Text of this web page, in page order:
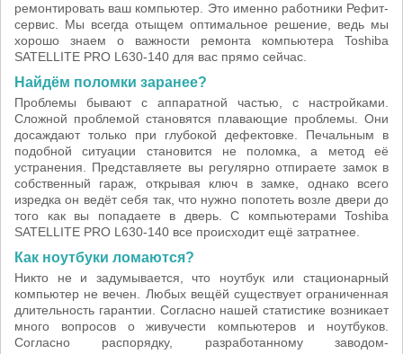
ремонтировать ваш компьютер. Это именно работники Рефит-
сервис. Мы всегда отыщем оптимальное решение, ведь мы
хорошо знаем о важности ремонта компьютера Toshiba
SATELLITE PRO L630-140 для вас прямо сейчас.
Найдём поломки заранее?
Проблемы бывают с аппаратной частью, с настройками.
Сложной проблемой становятся плавающие проблемы. Они
досаждают только при глубокой дефектовке. Печальным в
подобной ситуации становится не поломка, а метод её
устранения. Представляете вы регулярно отпираете замок в
собственный гараж, открывая ключ в замке, однако всего
изредка он ведёт себя так, что нужно попотеть возле двери до
того как вы попадаете в дверь. С компьютерами Toshiba
SATELLITE PRO L630-140 все происходит ещё затратнее.
Как ноутбуки ломаются?
Никто не и задумывается, что ноутбук или стационарный
компьютер не вечен. Любых вещёй существует ограниченная
длительность гарантии. Согласно нашей статистике возникает
много вопросов о живучести компьютеров и ноутбуков.
Согласно распорядку, разработанному заводом-